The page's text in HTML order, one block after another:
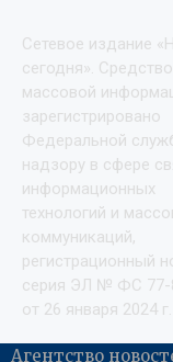
Сетевое издание
сегодня». Средство
массовой
зарегистрировано
Федеральной
надзору в сфере
информационных
технологий и
коммуникаций,
регистрационный
серия ЭЛ № ФС 77-
от 26 января 2024 г.
Агентство